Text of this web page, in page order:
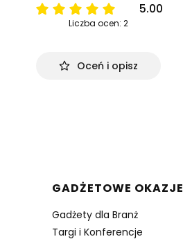
5.00
Liczba ocen: 2
Oceń i opisz
GADŻETOWE OKAZJE
Gadżety dla Branż
Targi i Konferencje